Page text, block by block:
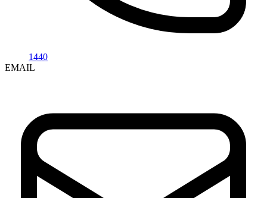
1440
EMAIL